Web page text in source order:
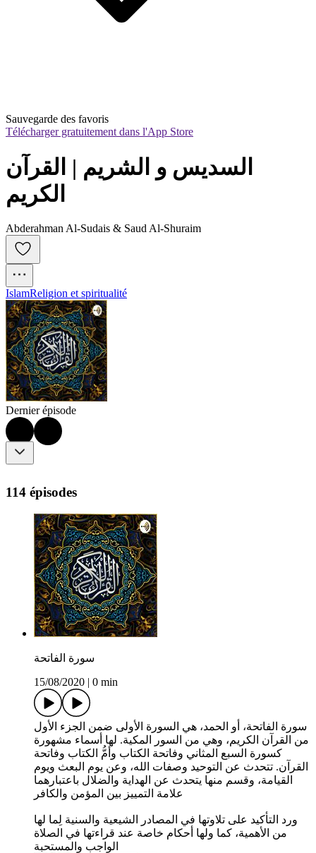
Sauvegarde des favoris
Télécharger gratuitement dans l'App Store
السديس و الشريم | القرآن
الكريم
Abderahman Al-Sudais & Saud Al-Shuraim
IslamReligion et spiritualité
Dernier épisode
114 épisodes
سورة الفاتحة
15/08/2020 | 0 min
سورة الفاتحة، أو الحمد، هي السورة الأولى ضمن الجزء الأول
من القرآن الكريم، وهي من السور المكية. لها أسماء مشهورة
كسورة السبع المثاني وفاتحة الكتاب وأمُّ الكتاب وفاتحة
القرآن. تتحدث عن التوحيد وصفات الله، وعن يوم البعث ويوم
القيامة، وقسم منها يتحدث عن الهداية والضلال باعتبارهما
علامة التمييز بين المؤمن والكافر
ورد التأكيد على تلاوتها في المصادر الشيعية والسنية لِما لها
من الأهمية، كما ولها أحكام خاصة عند قراءتها في الصلاة
الواجب والمستحبة